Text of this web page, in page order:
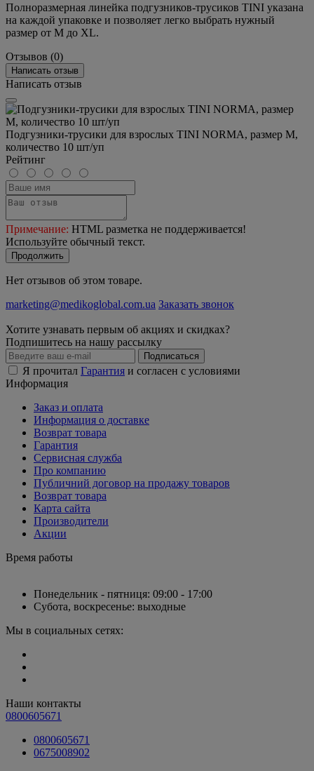
Полноразмерная линейка подгузников-трусиков TINI указана
на каждой упаковке и позволяет легко выбрать нужный
размер от M до XL.
Отзывов (0)
Написать отзыв
Написать отзыв
Подгузники-трусики для взрослых TINI NORMA, размер М,
количество 10 шт/уп
Рейтинг
Примечание: HTML разметка не поддерживается!
Используйте обычный текст.
Продолжить
Нет отзывов об этом товаре.
marketing@medikoglobal.com.ua Заказать звонок
Хотите узнавать первым об акциях и скидках?
Подпишитесь на нашу рассылку
Подписаться
Я прочитал Гарантия и согласен с условиями
Информация
Заказ и оплата
Информация о доставке
Возврат товара
Гарантия
Сервисная служба
Про компанию
Публичний договор на продажу товаров
Возврат товара
Карта сайта
Производители
Акции
Время работы
Понедельник - пятниця: 09:00 - 17:00
Субота, воскресенье: выходные
Мы в социальных сетях:
Наши контакты
0800605671
0800605671
0675008902